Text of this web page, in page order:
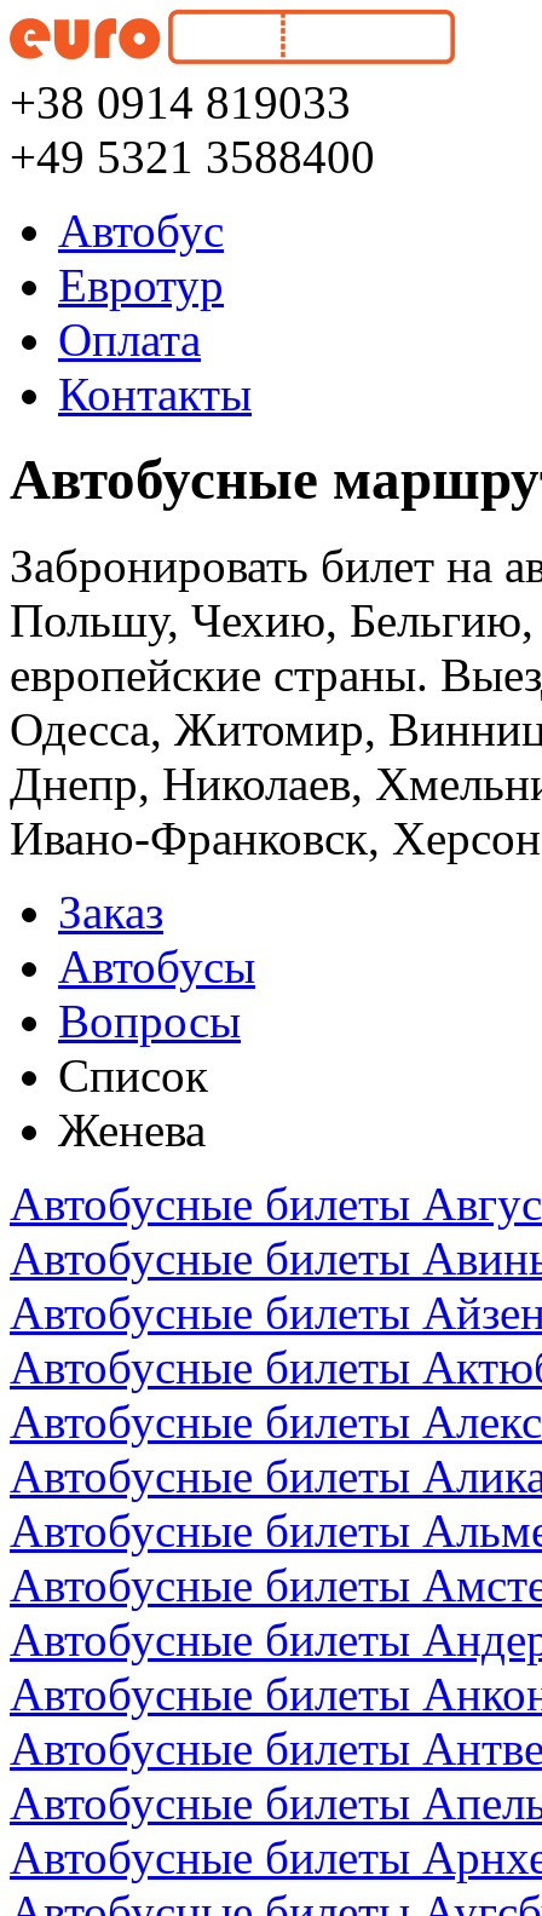
+38 0914 819033
+49 5321 3588400
Автобус
Евротур
Оплата
Контакты
Автобусные
Забронировать билет на
Польшу, Чехию,
европейские страны.
Одесса, Житомир,
Днепр, Николаев,
Ивано-Франковск,
Заказ
Автобусы
Вопросы
Список
Женева
Автобусные билеты
Автобусные билеты
Автобусные билеты
Автобусные билеты
Автобусные билеты
Автобусные билеты
Автобусные билеты
Автобусные билеты
Автобусные билеты
Автобусные билеты
Автобусные билеты
Автобусные билеты
Автобусные билеты